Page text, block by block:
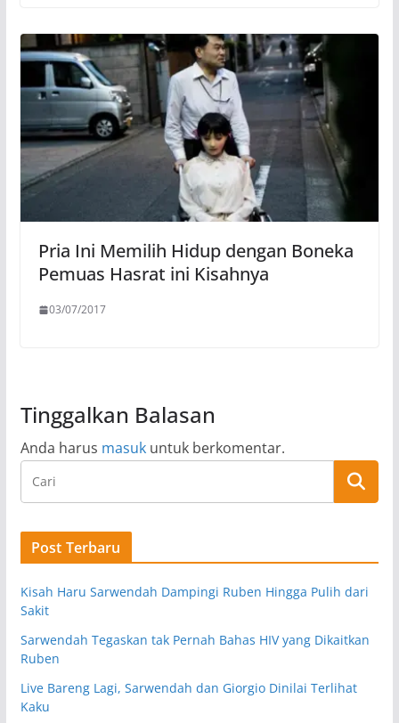
Pria Ini Memilih Hidup dengan Boneka
Pemuas Hasrat ini Kisahnya
03/07/2017
Tinggalkan Balasan
Anda harus masukuntuk berkomentar.
Post Terbaru
Kisah Haru Sarwendah Dampingi Ruben Hingga Pulih dari
Sakit
Sarwendah Tegaskan tak Pernah Bahas HIV yang Dikaitkan
Ruben
Live Bareng Lagi, Sarwendah dan Giorgio Dinilai Terlihat
Kaku